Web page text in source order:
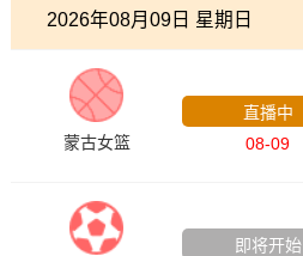
2026年08月09日 星期日
蒙古女篮
直播中
08-09
即将开始